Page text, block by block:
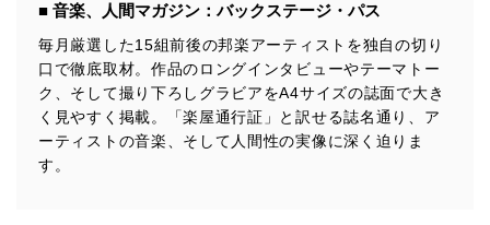
みを確実にするため、従業者等の教育を徹底してまいり
ます。また、目的外利用を行わないために、適切な管理
措置を講じます。
法令遵守
当社は、個人情報に関連する法令、国が定める指針及び
■ 音楽、人間マガジン：バックステージ・パス
毎月厳選した15組前後の邦楽アーティストを独自の切り
口で徹底取材。作品のロングインタビューやテーマトー
ク、そして撮り下ろしグラビアをA4サイズの誌面で大き
く見やすく掲載。「楽屋通行証」と訳せる誌名通り、ア
ーティストの音楽、そして人間性の実像に深く迫りま
す。